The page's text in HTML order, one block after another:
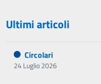
Ultimi articoli
Circolari
24 Luglio 2026